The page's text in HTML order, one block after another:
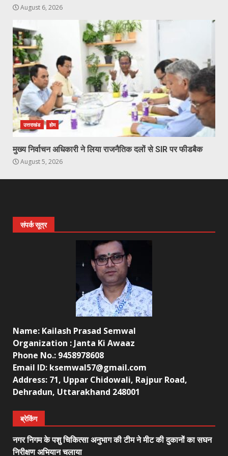
August 6, 2026
उत्तराखंड होम
मुख्य निर्वाचन अधिकारी ने लिया राजनैतिक दलों से SIR पर फीडबैक
August 5, 2026
संपर्क सूत्र
Name: Kailash Prasad Semwal
Organization : Janta Ki Awaaz
Phone No.: 9458978608
Email ID: ksemwal57@gmail.com
Address: 71, Uppar Chidowali, Rajpur Road,
Dehradun, Uttarakhand 248001
ब्रेकिंग
नगर निगम के पशु चिकित्सा अनुभाग की टीम ने मीट की दुकानों का सघन
निरीक्षण अभियान चलाया